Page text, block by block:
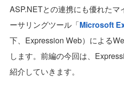
ASP.NETとの連携にも優れたマ
ーサリングツール「Microsoft
下、Expression Web）による
します。前編の今回は、
紹介していきます。